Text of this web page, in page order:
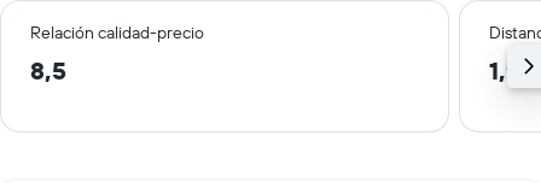
Relación calidad-precio
8,5 1,9